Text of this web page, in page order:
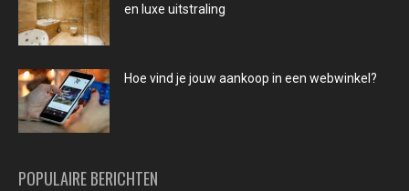
en luxe uitstraling
Hoe vind je jouw aankoop in een webwinkel?
POPULAIRE BERICHTEN